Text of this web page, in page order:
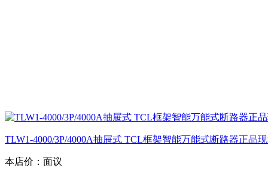
TLW1-4000/3P/4000A抽屉式 TCL框架智能万能式断路器正品
本店价： 面议